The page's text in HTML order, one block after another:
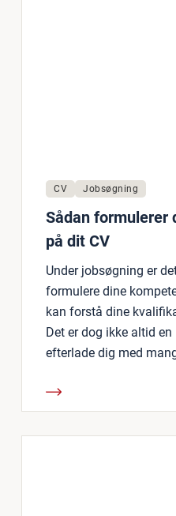
CV Jobsøgning
Sådan
på dit CV
Under jobsøgning er
formulere dine
kan forstå dine
Det er dog ikke altid
efterlade dig med